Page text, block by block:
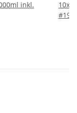
inkl.
10x
#190